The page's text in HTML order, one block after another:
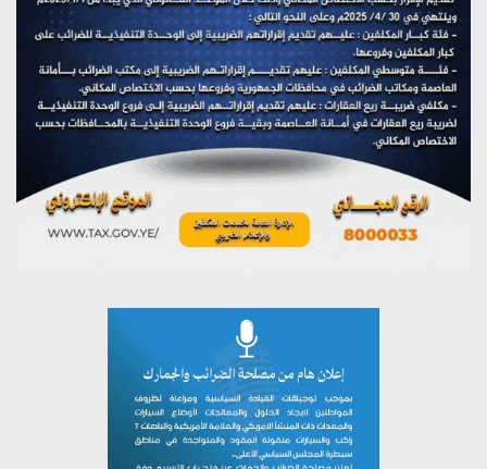
مؤتمر صحفي لمركز عين الإنسانية حول جرائم تحالف العدوان
على اليمن
يوليو 27, 2026
تستمعون لبرنامج (مع السيد القائد)
يوليو 26, 2026